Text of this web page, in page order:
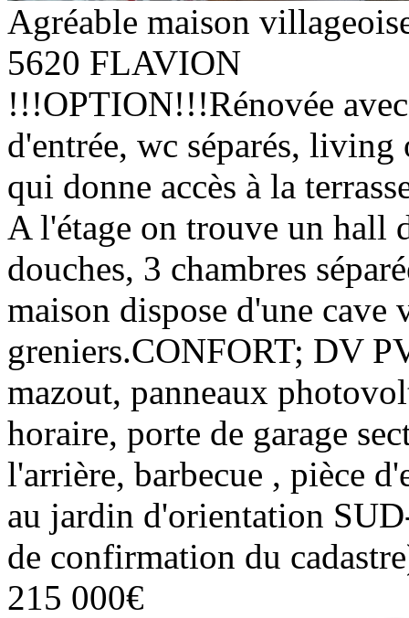
Agréable maison
5620 FLAVION
!!!OPTION!!!Rénovée
d'entrée, wc séparés,
qui donne accès à la
A l'étage on trouve un hall
douches, 3 chambres
maison dispose d'une cave
greniers.CONFORT; DV
mazout, panneaux
horaire, porte de garage
l'arrière, barbecue , pièce
au jardin d'orientation
de confirmation du
215 000€